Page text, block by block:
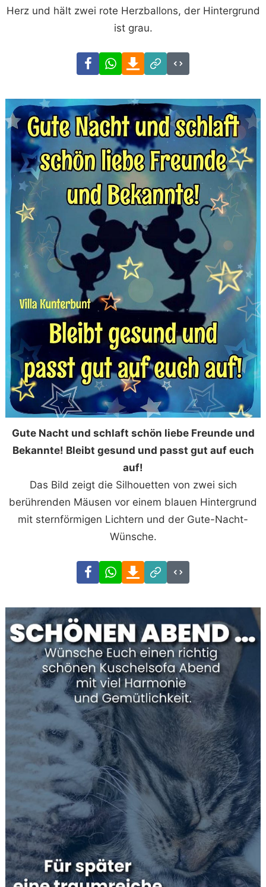
Herz und hält zwei rote Herzballons, der Hintergrund
ist grau.
FacebookWhatsAppDownload
Link
Code
Gute Nacht und schlaft schön liebe Freunde und
Bekannte! Bleibt gesund und passt gut auf euch
auf!
Das Bild zeigt die Silhouetten von zwei sich
berührenden Mäusen vor einem blauen Hintergrund
mit sternförmigen Lichtern und der Gute-Nacht-
Wünsche.
FacebookWhatsAppDownload
Link
Code